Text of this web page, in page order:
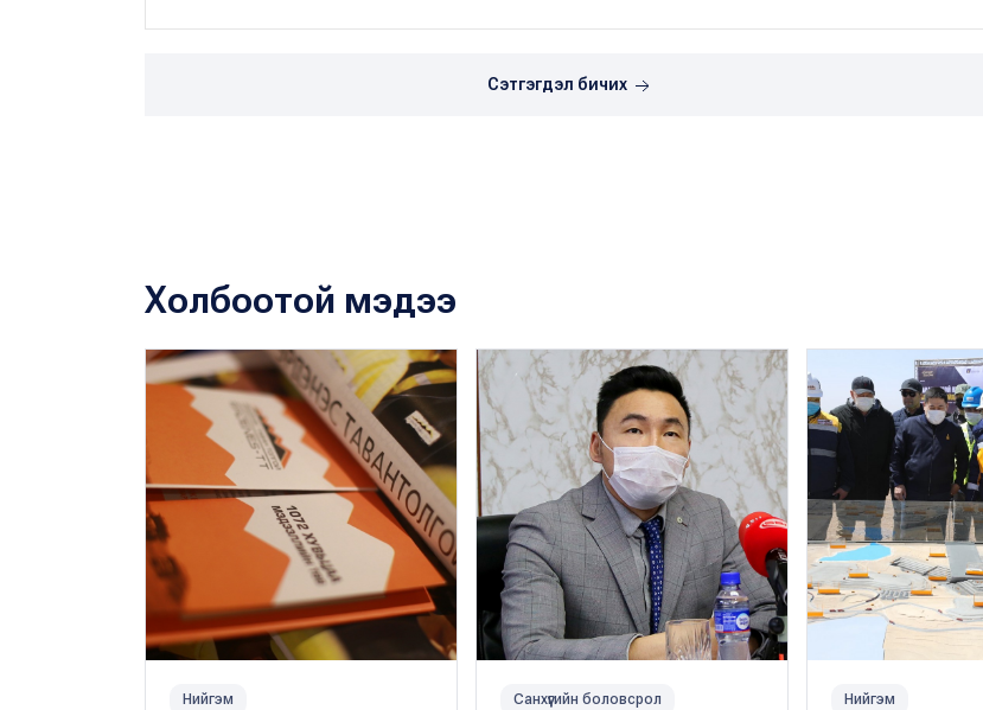
Сэтгэгдэл бичих
Холбоотой мэдээ
Нийгэм Санхүүгийн боловсрол Нийгэм